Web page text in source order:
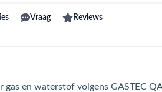
Vraag Reviews
gas en waterstof volgens GASTEC